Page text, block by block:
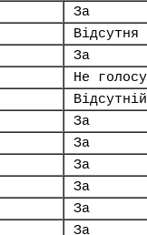
За
Відсутня
За
Не
Відсутній
За
За
За
За
За
За